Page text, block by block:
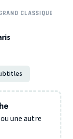
CLASSIQUE
une autre